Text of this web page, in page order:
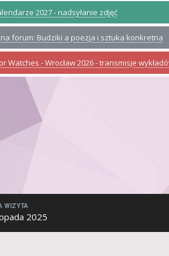
2027 - nadsyłanie zdjęć
forum: Budziki a poezja i sztuka konkretna
Watches - Wrocław 2026 - transmisje
WIZYTA
2025